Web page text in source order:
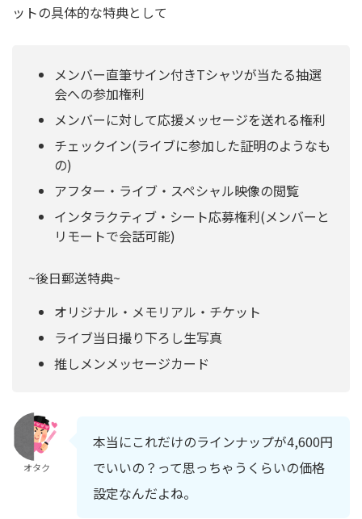
ットの具体的な特典として
メンバー直筆サイン付きTシャツが当たる抽選
会への参加権利
メンバーに対して応援メッセージを送れる権利
チェックイン(ライブに参加した証明のようなも
の)
アフター・ライブ・スペシャル映像の閲覧
インタラクティブ・シート応募権利(メンバーと
リモートで会話可能)
~後日郵送特典~
オリジナル・メモリアル・チケット
ライブ当日撮り下ろし生写真
推しメンメッセージカード
オタク
本当にこれだけのラインナップが4,600円
でいいの？って思っちゃうくらいの価格
設定なんだよね。